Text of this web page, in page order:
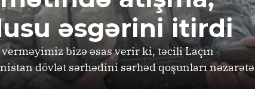
əsgərini itirdi
bizə əsas verir ki, təcili Laçın
dövlət sərhədini sərhəd qoşunları nəzarətə